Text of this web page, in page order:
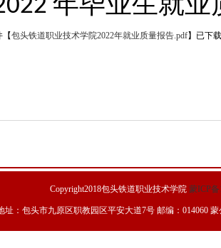
【包头铁道职业技术学院2022年就业质量报告.pdf】已下载
Copyright2018包头铁道职业技术学院 蒙ICP备
址：包头市九原区职教园区平安大道7号 邮编：014060 蒙